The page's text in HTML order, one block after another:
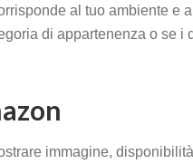
al tuo ambiente e
di appartenenza o se i
immagine,